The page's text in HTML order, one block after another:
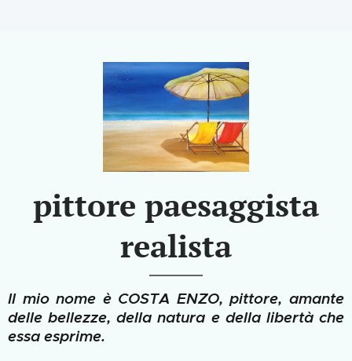
pittore paesaggista
realista
Il mio nome è COSTA ENZO, pittore, amante
delle bellezze, della natura e della libertà che
essa esprime.